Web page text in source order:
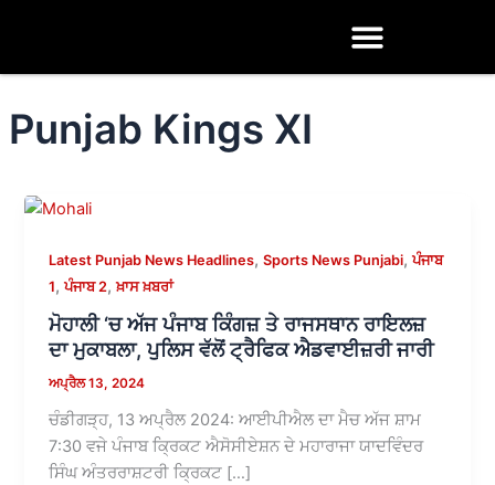
Punjab Kings XI
Latest Punjab News Headlines,Sports News Punjabi,ਪੰਜਾਬ
1,ਪੰਜਾਬ 2,ਖ਼ਾਸ ਖ਼ਬਰਾਂ
ਮੋਹਾਲੀ ‘ਚ ਅੱਜ ਪੰਜਾਬ ਕਿੰਗਜ਼ ਤੇ ਰਾਜਸਥਾਨ ਰਾਇਲਜ਼
ਦਾ ਮੁਕਾਬਲਾ, ਪੁਲਿਸ ਵੱਲੋਂ ਟ੍ਰੈਫਿਕ ਐਡਵਾਈਜ਼ਰੀ ਜਾਰੀ
ਅਪ੍ਰੈਲ 13, 2024
ਚੰਡੀਗੜ੍ਹ, 13 ਅਪ੍ਰੈਲ 2024: ਆਈਪੀਐਲ ਦਾ ਮੈਚ ਅੱਜ ਸ਼ਾਮ
7:30 ਵਜੇ ਪੰਜਾਬ ਕ੍ਰਿਕਟ ਐਸੋਸੀਏਸ਼ਨ ਦੇ ਮਹਾਰਾਜਾ ਯਾਦਵਿੰਦਰ
ਸਿੰਘ ਅੰਤਰਰਾਸ਼ਟਰੀ ਕ੍ਰਿਕਟ […]